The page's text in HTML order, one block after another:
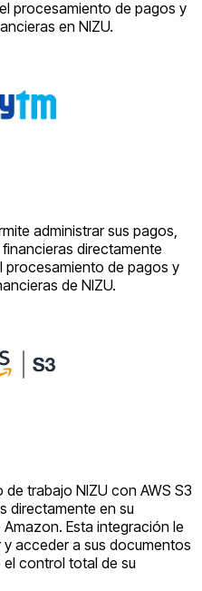
procesamiento de pagos y
en NIZU.
administrar sus pagos,
directamente
procesamiento de pagos y
de NIZU.
trabajo NIZU con AWS S3
directamente en su
Esta integración le
acceder a sus documentos
control total de su